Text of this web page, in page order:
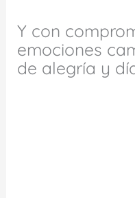
Y con
emociones
de alegría y